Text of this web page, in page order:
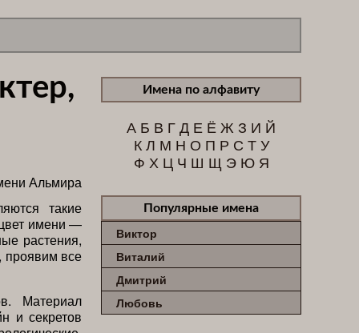
такие
имени —
растения,
проявим все
Материал
и секретов
Имена по алфавиту
А Б В ГД Е Ё Ж З И Й
К Л М Н О П Р С Т У
Ф Х Ц Ч Ш Щ Э Ю Я
Популярные имена
Виктор
Виталий
Дмитрий
Любовь